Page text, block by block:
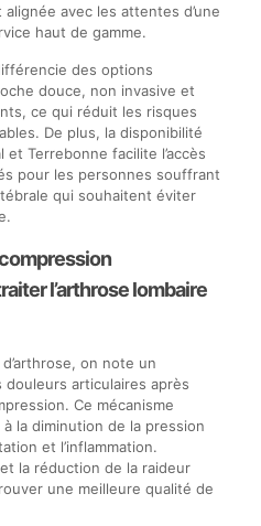
avec les attentes d’une
haut de gamme.
des options
douce, non invasive et
ce qui réduit les risques
De plus, la disponibilité
Terrebonne facilite l’accès
pour les personnes souffrant
qui souhaitent éviter
l’arthrose lombaire
on note un
articulaires après
Ce mécanisme
la diminution de la pression
et l’inflammation.
la réduction de la raideur
une meilleure qualité de